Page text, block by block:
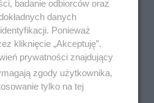
badanie odbiorców oraz
danych
Ponieważ
kliknięcie „Akceptuję”.
prywatności znajdujący
zgody użytkownika,
tylko na tej